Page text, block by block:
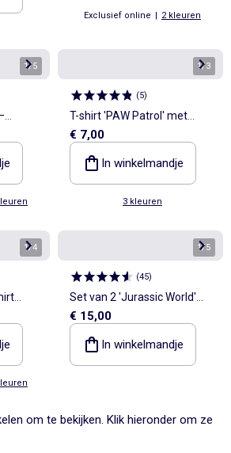
Exclusief online | 2 kleuren
1/5 1/3
(5)
T-shirt 'PAW Patrol' met
korte mouwen
€ 7,00
In winkelmandje
3 kleuren
1/4 1/5
(45)
Set van 2 'Jurassic World'
pyjama's
€ 15,00
In winkelmandje
om te bekijken. Klik hieronder om ze